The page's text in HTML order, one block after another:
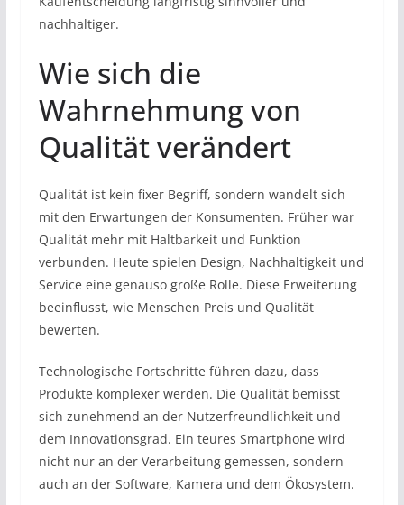
nachhaltiger.
Wie sich die
Wahrnehmung von
Qualität verändert
Qualität ist kein fixer Begriff, sondern wandelt sich
mit den Erwartungen der Konsumenten. Früher war
Qualität mehr mit Haltbarkeit und Funktion
verbunden. Heute spielen Design, Nachhaltigkeit und
Service eine genauso große Rolle. Diese Erweiterung
beeinflusst, wie Menschen Preis und Qualität
bewerten.
Technologische Fortschritte führen dazu, dass
Produkte komplexer werden. Die Qualität bemisst
sich zunehmend an der Nutzerfreundlichkeit und
dem Innovationsgrad. Ein teures Smartphone wird
nicht nur an der Verarbeitung gemessen, sondern
auch an der Software, Kamera und dem Ökosystem.